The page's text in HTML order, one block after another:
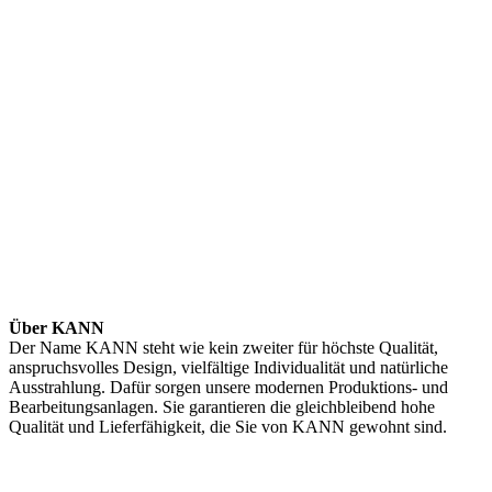
Über KANN
Der Name KANN steht wie kein zweiter für höchste Qualität,
anspruchsvolles Design, vielfältige Individualität und natürliche
Ausstrahlung. Dafür sorgen unsere modernen Produktions- und
Bearbeitungsanlagen. Sie garantieren die gleichbleibend hohe
Qualität und Lieferfähigkeit, die Sie von KANN gewohnt sind.